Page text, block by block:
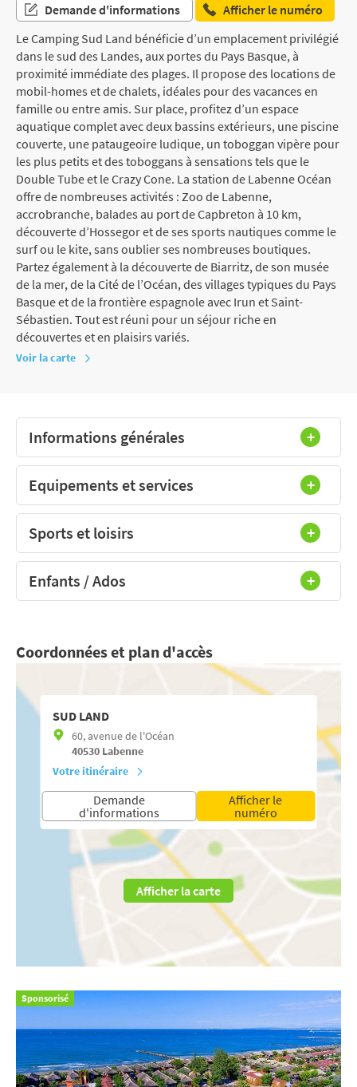
Demande d'informations
Afficher le numéro
Le Camping Sud Land bénéficie d’un emplacement privilégié
dans le sud des Landes, aux portes du Pays Basque, à
proximité immédiate des plages. Il propose des locations de
mobil-homes et de chalets, idéales pour des vacances en
famille ou entre amis. Sur place, profitez d’un espace
aquatique complet avec deux bassins extérieurs, une piscine
couverte, une pataugeoire ludique, un toboggan vipère pour
les plus petits et des toboggans à sensations tels que le
Double Tube et le Crazy Cone. La station de Labenne Océan
offre de nombreuses activités : Zoo de Labenne,
accrobranche, balades au port de Capbreton à 10 km,
découverte d’Hossegor et de ses sports nautiques comme le
surf ou le kite, sans oublier ses nombreuses boutiques.
Partez également à la découverte de Biarritz, de son musée
de la mer, de la Cité de l’Océan, des villages typiques du Pays
Basque et de la frontière espagnole avec Irun et Saint-
Sébastien. Tout est réuni pour un séjour riche en
découvertes et en plaisirs variés.
Voir la carte
Informations générales
Equipements et services
Sports et loisirs
Enfants / Ados
Coordonnées et plan d'accès
SUD LAND
60, avenue de l'Océan
40530 Labenne
Votre itinéraire
Demande
d'informations
Afficher le
numéro
Afficher la carte
Sponsorisé